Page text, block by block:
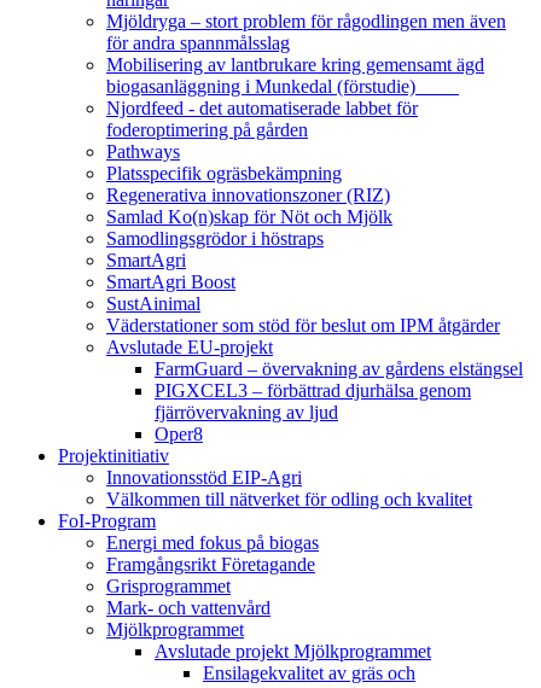
Mjöldryga – stort problem för rågodlingen men även
för andra spannmålsslag
Mobilisering av lantbrukare kring gemensamt ägd
biogasanläggning i Munkedal (förstudie)
Njordfeed - det automatiserade labbet för
foderoptimering på gården
Pathways
Platsspecifik ogräsbekämpning
Regenerativa innovationszoner (RIZ)
Samlad Ko(n)skap för Nöt och Mjölk
Samodlingsgrödor i höstraps
SmartAgri
SmartAgri Boost
SustAinimal
Väderstationer som stöd för beslut om IPM åtgärder
Avslutade EU-projekt
FarmGuard – övervakning av gårdens elstängsel
PIGXCEL3 – förbättrad djurhälsa genom
fjärrövervakning av ljud
Oper8
Projektinitiativ
Innovationsstöd EIP-Agri
Välkommen till nätverket för odling och kvalitet
FoI-Program
Energi med fokus på biogas
Framgångsrikt Företagande
Grisprogrammet
Mark- och vattenvård
Mjölkprogrammet
Avslutade projekt Mjölkprogrammet
Ensilagekvalitet av gräs och